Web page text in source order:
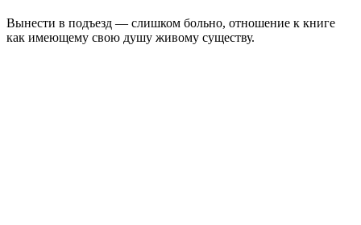
Вынести в подъезд — слишком больно, отношение к книге
как имеющему свою душу живому существу.